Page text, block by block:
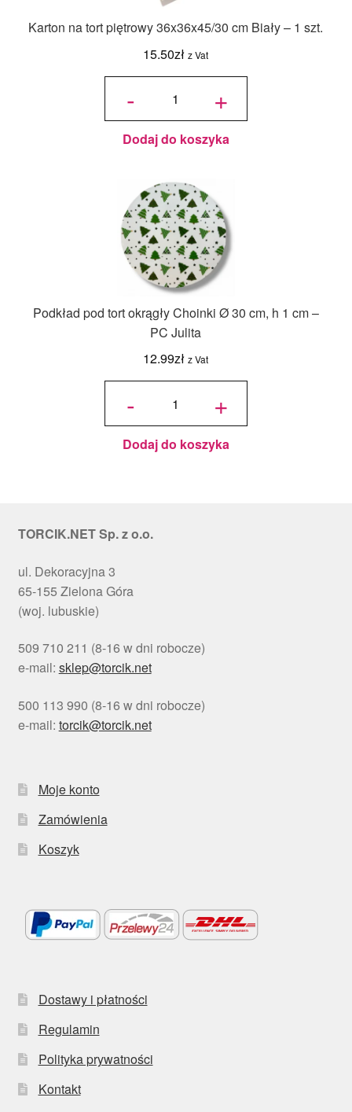
Karton na tort piętrowy 36x36x45/30 cm Biały – 1 szt.
15.50zł z Vat
-
ilość Karton
36x36x45/30
cm Biały - 1 +
Dodaj do koszyka
Podkład pod tort okrągły Choinki Ø 30 cm, h 1 cm –
PC Julita
12.99zł z Vat
-
ilość
okrągły
Choinki
Ø 30
cm, h 1
cm - PC
+
Dodaj do koszyka
TORCIK.NET Sp. z o.o.
ul. Dekoracyjna 3
65-155 Zielona Góra
(woj. lubuskie)
509 710 211 (8-16 w dni robocze)
e-mail: sklep@torcik.net
500 113 990 (8-16 w dni robocze)
e-mail: torcik@torcik.net
Moje konto
Zamówienia
Koszyk
Dostawy i płatności
Regulamin
Polityka prywatności
Kontakt